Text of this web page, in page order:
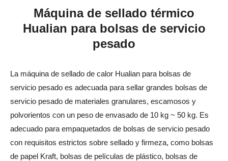
Máquina de sellado térmico
Hualian para bolsas de servicio
pesado
La máquina de sellado de calor Hualian para bolsas de
servicio pesado es adecuada para sellar grandes bolsas de
servicio pesado de materiales granulares, escamosos y
polvorientos con un peso de envasado de 10 kg ~ 50 kg. Es
adecuado para empaquetados de bolsas de servicio pesado
con requisitos estrictos sobre sellado y firmeza, como bolsas
de papel Kraft, bolsas de películas de plástico, bolsas de